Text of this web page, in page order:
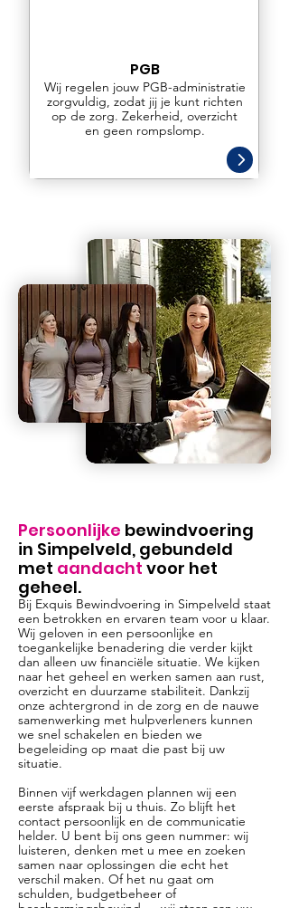
PGB
Wij regelen jouw PGB-administratie
zorgvuldig, zodat jij je kunt richten
op de zorg. Zekerheid, overzicht
en geen rompslomp.
Persoonlijke bewindvoering
in Simpelveld, gebundeld
met aandacht voor het
geheel.
Bij Exquis Bewindvoering in Simpelveld staat
een betrokken en ervaren team voor u klaar.
Wij geloven in een persoonlijke en
toegankelijke benadering die verder kijkt
dan alleen uw financiële situatie. We kijken
naar het geheel en werken samen aan rust,
overzicht en duurzame stabiliteit. Dankzij
onze achtergrond in de zorg en de nauwe
samenwerking met hulpverleners kunnen
we snel schakelen en bieden we
begeleiding op maat die past bij uw
situatie.
Binnen vijf werkdagen plannen wij een
eerste afspraak bij u thuis. Zo blijft het
contact persoonlijk en de communicatie
helder. U bent bij ons geen nummer: wij
luisteren, denken met u mee en zoeken
samen naar oplossingen die echt het
verschil maken. Of het nu gaat om
schulden, budgetbeheer of